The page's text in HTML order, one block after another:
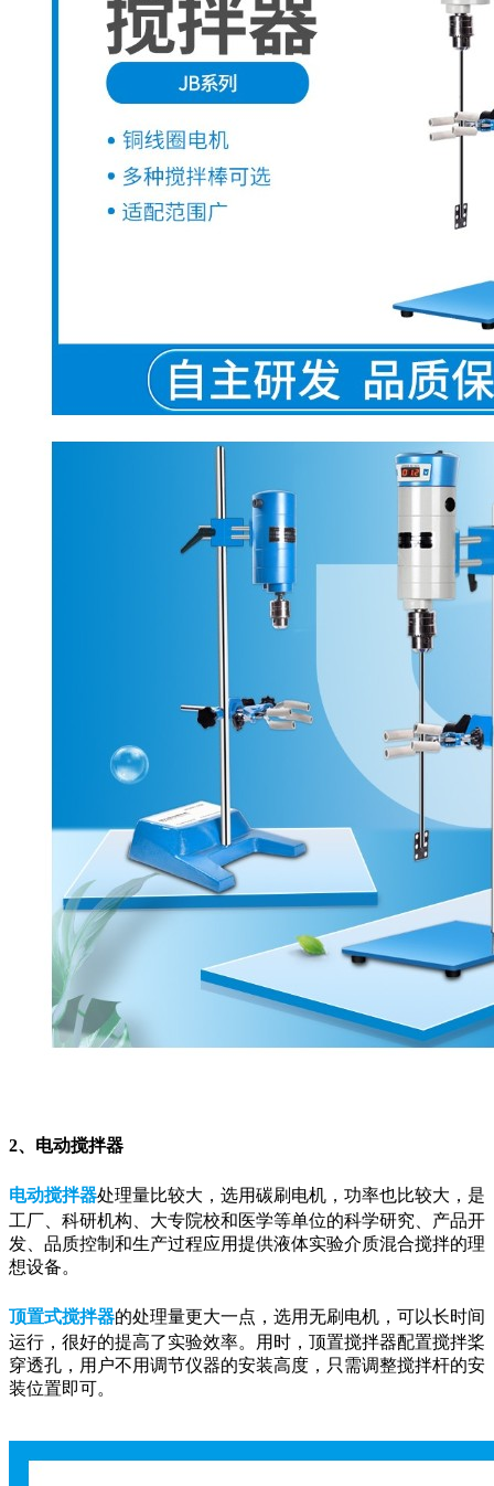
2、电动搅拌器
电动搅拌器处理量比较大，选用碳刷电机，功率也比较大，是
工厂、科研机构、大专院校和医学等单位的科学研究、产品开
发、品质控制和生产过程应用提供液体实验介质混合搅拌的理
想设备。
顶置式搅拌器的处理量更大一点，选用无刷电机，可以长时间
运行，很好的提高了实验效率。用时，顶置搅拌器配置搅拌桨
穿透孔，用户不用调节仪器的安装高度，只需调整搅拌杆的安
装位置即可。